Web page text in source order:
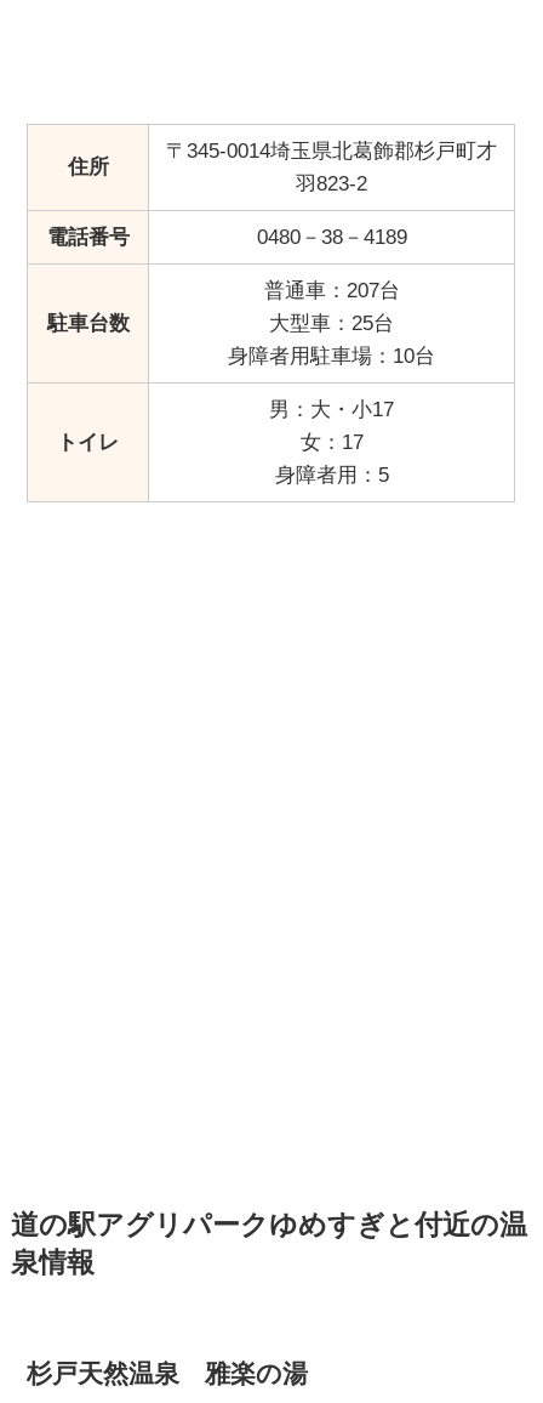
住所
〒345-0014埼玉県北葛飾郡杉戸町才
羽823-2
電話番号 0480－38－4189
駐車台数
普通車：207台
大型車：25台
身障者用駐車場：10台
トイレ
男：大・小17
女：17
身障者用：5
道の駅アグリパークゆめすぎと付近の温
泉情報
杉戸天然温泉 雅楽の湯